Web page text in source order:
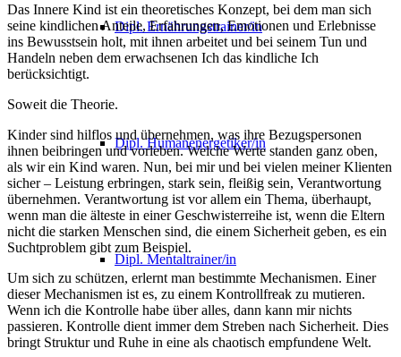
Dipl. Ernährungstrainer/in
Dipl. Humanenergetiker/in
Dipl. Mentaltrainer/in
Das Innere Kind ist ein theoretisches Konzept, bei dem man sich
seine kindlichen Anteile, Erfahrungen, Emotionen und Erlebnisse
ins Bewusstsein holt, mit ihnen arbeitet und bei seinem Tun und
Handeln neben dem erwachsenen Ich das kindliche Ich
berücksichtigt.
Soweit die Theorie.
Kinder sind hilflos und übernehmen, was ihre Bezugspersonen
ihnen beibringen und vorleben. Welche Werte standen ganz oben,
als wir ein Kind waren. Nun, bei mir und bei vielen meiner Klienten
sicher – Leistung erbringen, stark sein, fleißig sein, Verantwortung
übernehmen. Verantwortung ist vor allem ein Thema, überhaupt,
wenn man die älteste in einer Geschwisterreihe ist, wenn die Eltern
nicht die starken Menschen sind, die einem Sicherheit geben, es ein
Suchtproblem gibt zum Beispiel.
Um sich zu schützen, erlernt man bestimmte Mechanismen. Einer
dieser Mechanismen ist es, zu einem Kontrollfreak zu mutieren.
Wenn ich die Kontrolle habe über alles, dann kann mir nichts
passieren. Kontrolle dient immer dem Streben nach Sicherheit. Dies
bringt Struktur und Ruhe in eine als chaotisch empfundene Welt.